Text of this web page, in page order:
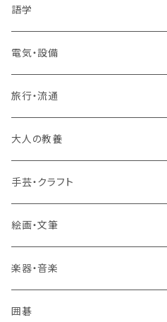
1コース受講
2コースまとめて受講
その他 IT・パソコン
高卒認定講座
大卒公務員受験対策講座
語学
TOEIC®L&Rテスト対策講座
その他 語学
電気・設備
旅行・流通
旅行業務取扱管理者講座
その他 旅行・流通
大人の教養
手芸・クラフト
絵画・文筆
楽器・音楽
囲碁